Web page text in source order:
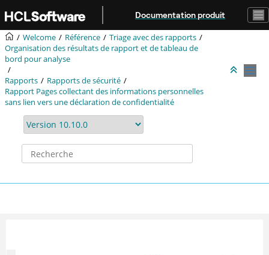
Aller au contenu principal
Documentation produit
Welcome Référence
Triage avec des rapports
Organisation des résultats de rapport et de tableau de
bord pour analyse
Rapports
Rapports de sécurité
Rapport Pages collectant des informations personnelles
sans lien vers une déclaration de confidentialité